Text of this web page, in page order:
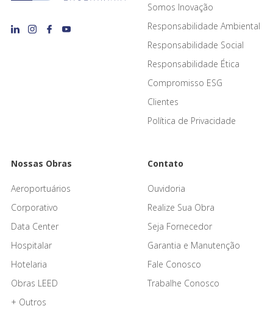
Somos Inovação
Responsabilidade Ambiental
Responsabilidade Social
Responsabilidade Ética
Compromisso ESG
Clientes
Política de Privacidade
Nossas Obras
Aeroportuários
Corporativo
Data Center
Hospitalar
Hotelaria
Obras LEED
+ Outros
Contato
Ouvidoria
Realize Sua Obra
Seja Fornecedor
Garantia e Manutenção
Fale Conosco
Trabalhe Conosco